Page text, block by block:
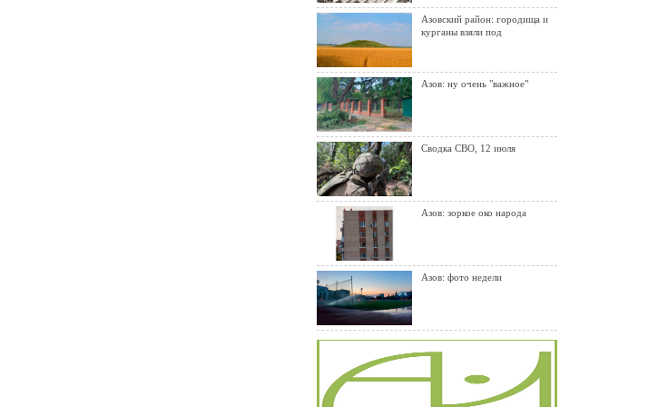
Азовский район: городища и
курганы взяли под
Азов: ну очень "важное"
Сводка СВО, 12 июля
Азов: зоркое око народа
Азов: фото недели